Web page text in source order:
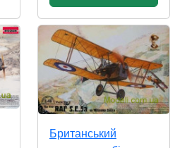
Британський